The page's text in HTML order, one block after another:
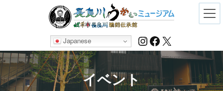
Japanese Instagram
Facebook
X
イベント